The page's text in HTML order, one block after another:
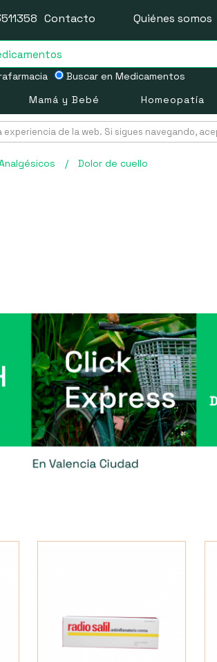
Buscar en Medicamentos
Contacto Quiénes somos
Mamá y Bebé Homeopatía
experiencia de la web. Si sigues navegando,
/ Dolor de cuello